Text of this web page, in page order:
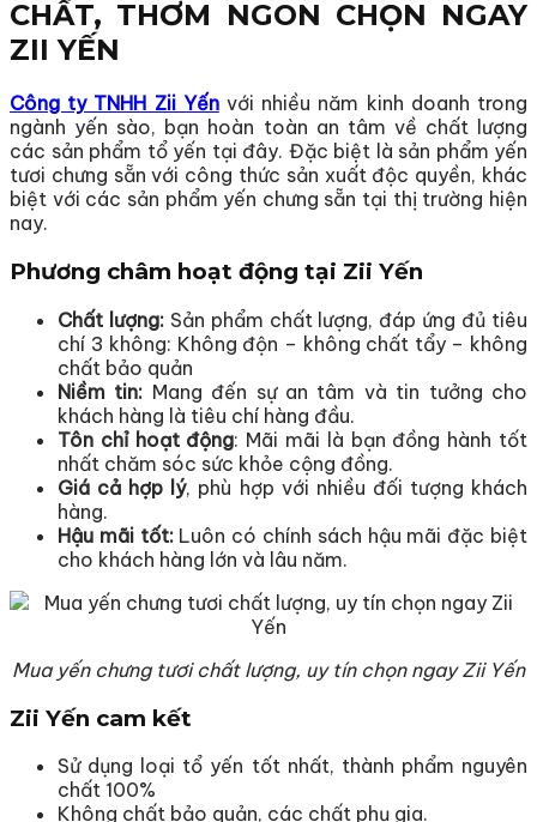
CHẤT, THƠM NGON CHỌN NGAY
ZII YẾN
Công ty TNHH Zii Yếnvới nhiều năm kinh doanh trong
ngành yến sào, bạn hoàn toàn an tâm về chất lượng
các sản phẩm tổ yến tại đây. Đặc biệt là sản phẩm yến
tươi chưng sẵn với công thức sản xuất độc quyền, khác
biệt với các sản phẩm yến chưng sẵn tại thị trường hiện
nay.
Phương châm hoạt động tại Zii Yến
Chất lượng:Sản phẩm chất lượng, đáp ứng đủ tiêu
chí 3 không: Không độn – không chất tẩy – không
chất bảo quản
Niềm tin: Mang đến sự an tâm và tin tưởng cho
khách hàng là tiêu chí hàng đầu.
Tôn chỉ hoạt động: Mãi mãi là bạn đồng hành tốt
nhất chăm sóc sức khỏe cộng đồng.
Giá cả hợp lý, phù hợp với nhiều đối tượng khách
hàng.
Hậu mãi tốt:Luôn có chính sách hậu mãi đặc biệt
cho khách hàng lớn và lâu năm.
Mua yến chưng tươi chất lượng, uy tín chọn ngay Zii Yến
Zii Yến cam kết
Sử dụng loại tổ yến tốt nhất, thành phẩm nguyên
chất 100%
Không chất bảo quản, các chất phụ gia.